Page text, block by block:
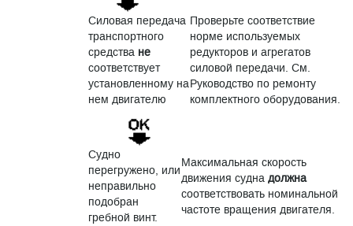
Силовая передача
транспортного
средства не
соответствует
установленному на
нем двигателю
Проверьте соответствие
норме используемых
редукторов и агрегатов
силовой передачи. См.
Руководство по ремонту
комплектного оборудования.
Судно
перегружено, или
неправильно
подобран
гребной винт.
Максимальная скорость
движения суднадолжна
соответствовать номинальной
частоте вращения двигателя.